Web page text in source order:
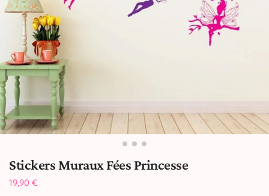
Stickers Muraux Fées Princesse
19,90 €